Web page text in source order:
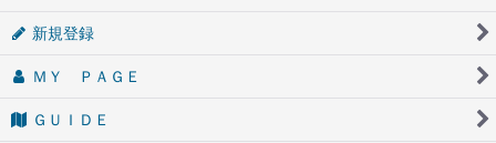
新規登録
ＭＹ ＰＡＧＥ
ＧＵＩＤＥ